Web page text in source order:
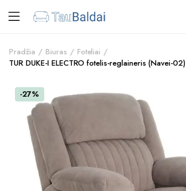
Pradžia Biuras
Foteliai
TUR DUKE-I ELECTRO fotelis-reglaineris (Navei-02)
-27%